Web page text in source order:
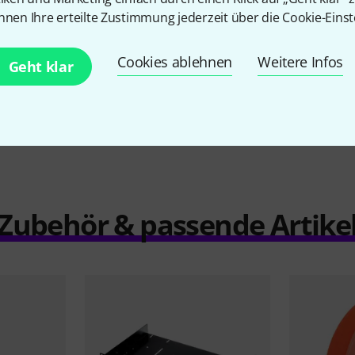
Ihre erteilte Zustimmung jederzeit über die Cookie-
Geht klar Cookies ablehnen Weitere Infos
639 €
& passende